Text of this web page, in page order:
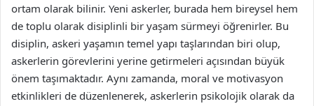
ortam olarak bilinir. Yeni askerler, burada hem bireysel hem
de toplu olarak disiplinli bir yaşam sürmeyi öğrenirler. Bu
disiplin, askeri yaşamın temel yapı taşlarından biri olup,
askerlerin görevlerini yerine getirmeleri açısından büyük
önem taşımaktadır. Aynı zamanda, moral ve motivasyon
etkinlikleri de düzenlenerek, askerlerin psikolojik olarak da